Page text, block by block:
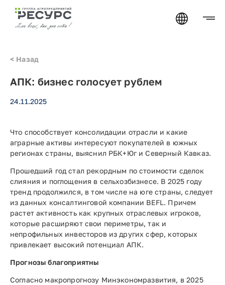
< Назад
АПК: бизнес голосует рублем
24.11.2025
Что способствует консолидации отрасли и какие
аграрные активы интересуют покупателей в южных
регионах страны, выяснил РБК+Юг и Северный Кавказ.
Прошедший год стал рекордным по стоимости сделок
слияния и поглощения в сельхозбизнесе. В 2025 году
тренд продолжился, в том числе на юге страны, следует
из данных консалтинговой компании BEFL. Причем
растет активность как крупных отраслевых игроков,
которые расширяют свои периметры, так и
непрофильных инвесторов из других сфер, которых
привлекает высокий потенциал АПК.
Прогнозы благоприятны
Согласно макропрогнозу Минэкономразвития, в 2025